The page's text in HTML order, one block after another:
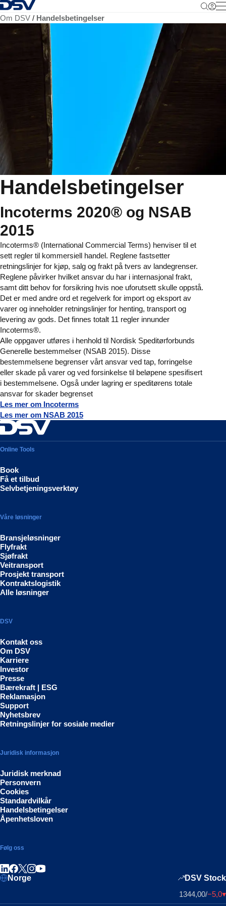
Tilbake til hjemmesiden
Om DSV Handelsbetingelser
Handelsbetingelser
Incoterms 2020® og NSAB
2015
Incoterms® (International Commercial Terms) henviser til et
sett regler til kommersiell handel. Reglene fastsetter
retningslinjer for kjøp, salg og frakt på tvers av landegrenser.
Reglene påvirker hvilket ansvar du har i internasjonal frakt,
samt ditt behov for forsikring hvis noe uforutsett skulle oppstå.
Det er med andre ord et regelverk for import og eksport av
varer og inneholder retningslinjer for henting, transport og
levering av gods. Det finnes totalt 11 regler innunder
Incoterms®.
Alle oppgaver utføres i henhold til Nordisk Speditørforbunds
Generelle bestemmelser (NSAB 2015). Disse
bestemmelsene begrenser vårt ansvar ved tap, forringelse
eller skade på varer og ved forsinkelse til beløpene spesifisert
i bestemmelsene. Også under lagring er speditørens totale
ansvar for skader begrenset
Les mer om Incoterms
Les mer om NSAB 2015
Online Tools
Book
Få et tilbud
Selvbetjeningsverktøy
Våre løsninger
Bransjeløsninger
Flyfrakt
Sjøfrakt
Veitransport
Prosjekt transport
Kontraktslogistik
Alle løsninger
DSV
Kontakt oss
Om DSV
Karriere
Investor
Presse
Bærekraft | ESG
Reklamasjon
Support
Nyhetsbrev
Retningslinjer for sosiale medier
Juridisk informasjon
Juridisk merknad
Personvern
Cookies
Standardvilkår
Handelsbetingelser
Åpenhetsloven
Følg oss
Del på LinkedIn
Del på Facebook
Del på Instagram
Norge
DSV Stock
1344,00/−5,0▴